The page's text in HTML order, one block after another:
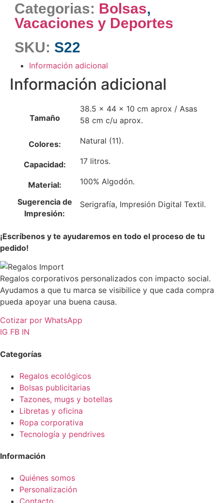
Categorias: Bolsas,
Vacaciones y Deportes
SKU: S22
Información adicional
Información adicional
Tamaño
38.5 x 44 x 10 cm aprox / Asas
58 cm c/u aprox.
Colores: Natural (11).
Capacidad: 17 litros.
Material: 100% Algodón.
Sugerencia de
Impresión:
Serigrafía, Impresión Digital Textil.
¡Escríbenos y te ayudaremos en todo el proceso de tu
pedido!
Regalos corporativos personalizados con impacto social.
Ayudamos a que tu marca se visibilice y que cada compra
pueda apoyar una buena causa.
Cotizar por WhatsApp
IG FB IN
Categorías
Regalos ecológicos
Bolsas publicitarias
Tazones, mugs y botellas
Libretas y oficina
Ropa corporativa
Tecnología y pendrives
Información
Quiénes somos
Personalización